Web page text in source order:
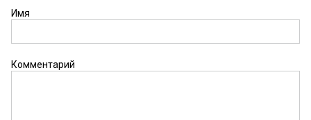
Имя
Комментарий